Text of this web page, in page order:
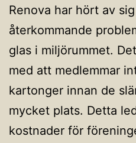
Renova har hört av
återkommande
glas i miljörummet.
med att medlemmar
kartonger innan de
mycket plats. Detta
kostnader för